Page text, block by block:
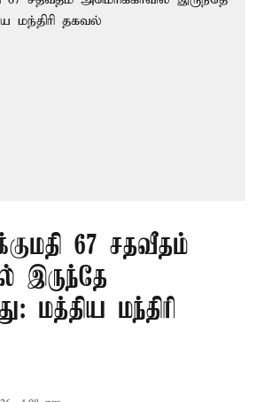
67 சதவீதம்
இருந்தே
மத்திய மந்திரி